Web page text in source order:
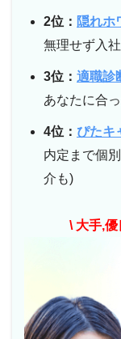
2位： 隠れホ
無理せず入
3位： 適職診
あなたに合
4位： ぴたキ
内定まで個
介も)
\ 大手,